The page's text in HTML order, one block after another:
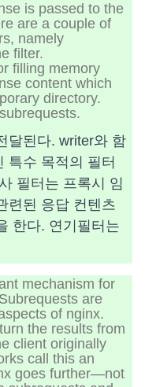
is passed to the
are a couple of
namely
filter.
filling memory
content which
directory.
달된다. writer와 함
특수 목적의 필터
필터는 프록시 임
련된 응답 컨텐츠
한다. 연기필터는
mechanism for
are
of nginx.
the results from
client originally
call this an
goes further—not